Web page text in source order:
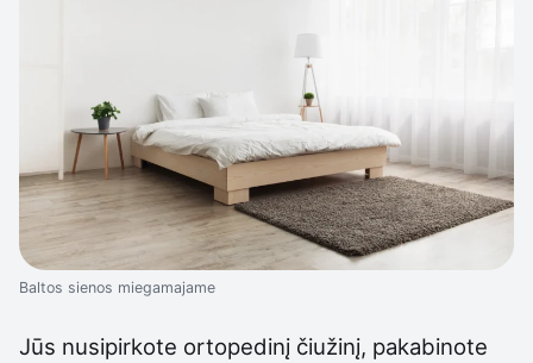
Baltos sienos miegamajame
Jūs nusipirkote ortopedinį čiužinį, pakabinote